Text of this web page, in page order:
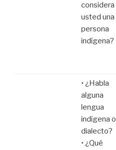
considera
usted una
persona
indígena?
• ¿Habla
alguna
lengua
indígena o
dialecto?
• ¿Qué